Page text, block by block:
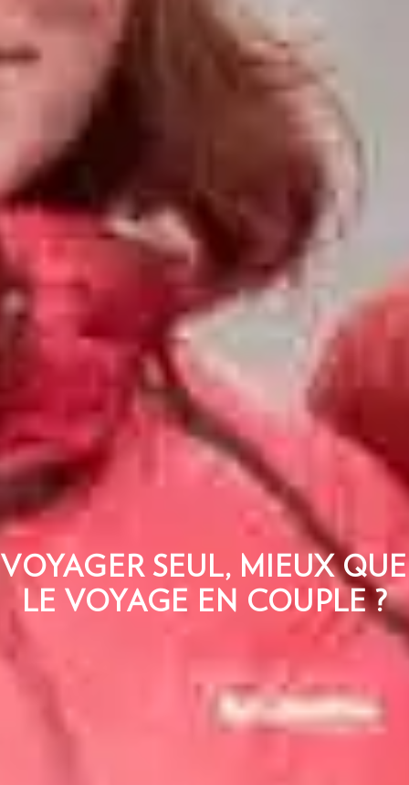
VOYAGER SEUL, MIEUX QUE
LE VOYAGE EN COUPLE ?